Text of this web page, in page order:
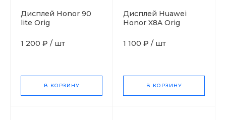
Дисплей Honor 90
lite Orig
1 200 ₽ / шт
В КОРЗИНУ
Дисплей Huawei
Honor X8A Orig
1 100 ₽ / шт
В КОРЗИНУ